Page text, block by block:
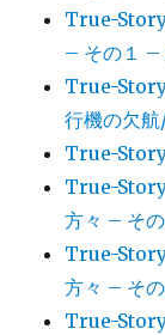
True-Story
– その１ –
True-
行機の欠
True-Story
True-Story
方々 – そ
True-Story
方々 – その
True-Story